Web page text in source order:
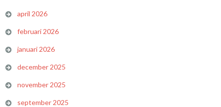
april 2026
februari 2026
januari 2026
december 2025
november 2025
september 2025